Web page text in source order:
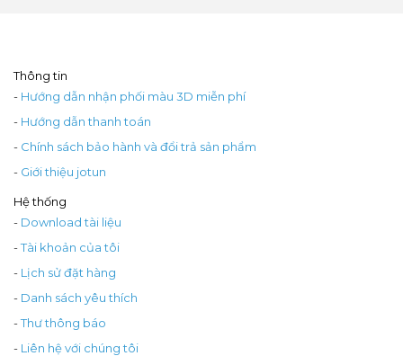
Thông tin
- Hướng dẫn nhận phối màu 3D miễn phí
- Hướng dẫn thanh toán
- Chính sách bảo hành và đổi trả sản phẩm
- Giới thiệu jotun
Hệ thống
- Download tài liệu
-Tài khoản của tôi
- Lịch sử đặt hàng
- Danh sách yêu thích
-Thư thông báo
- Liên hệ với chúng tôi